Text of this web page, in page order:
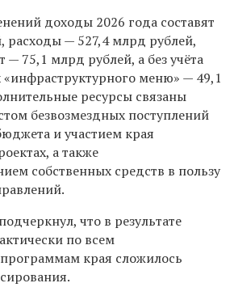
доходы 2026 года составят
расходы — 527,4 млрд рублей,
75,1 млрд рублей, а без учёта
«инфраструктурного меню» — 49,1
ресурсы связаны
безвозмездных поступлений
и участием края
а также
собственных средств в пользу
что в результате
по всем
края сложилось